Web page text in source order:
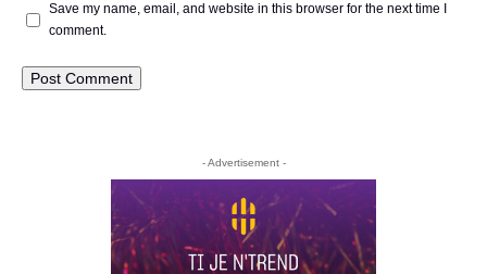
Save my name, email, and website in this browser for the next time I
comment.
- Advertisement -